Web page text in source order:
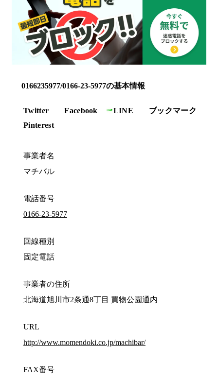
0166235977/0166-23-5977の基本情報
Twitter Facebook LINE
ブックマーク
Pinterest
事業者名
マチバル
電話番号
0166-23-5977
回線種別
固定電話
事業者の住所
北海道旭川市2条通8丁目 買物公園通内
URL
http://www.momendoki.co.jp/machibar/
FAX番号